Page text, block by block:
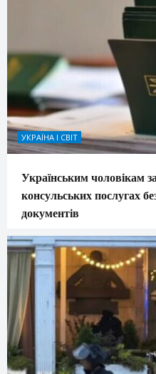
УКРАЇНА І СВІТ
Українським чоловікам
консульських послугах
документів